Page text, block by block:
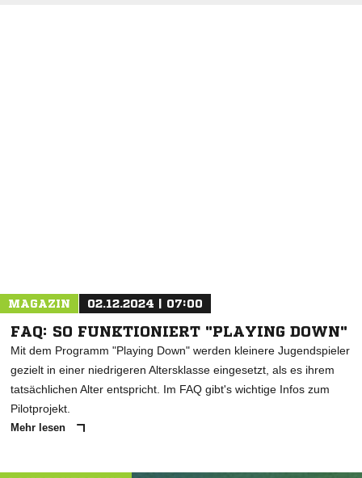
MAGAZIN 02.12.2024 | 07:00
FAQ: SO FUNKTIONIERT "PLAYING DOWN"
Mit dem Programm "Playing Down" werden kleinere Jugendspieler
gezielt in einer niedrigeren Altersklasse eingesetzt, als es ihrem
tatsächlichen Alter entspricht. Im FAQ gibt's wichtige Infos zum
Pilotprojekt.
Mehr lesen